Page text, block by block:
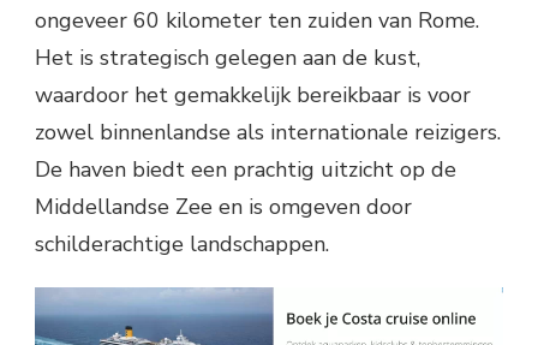
ongeveer 60 kilometer ten zuiden van Rome.
Het is strategisch gelegen aan de kust,
waardoor het gemakkelijk bereikbaar is voor
zowel binnenlandse als internationale reizigers.
De haven biedt een prachtig uitzicht op de
Middellandse Zee en is omgeven door
schilderachtige landschappen.